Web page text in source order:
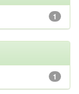
1
1